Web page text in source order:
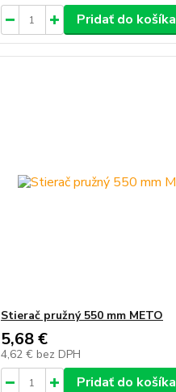
Pridať do košíka
Stierač pružný 550 mm METO
5,68 €
4,62 € bez DPH
Pridať do košíka